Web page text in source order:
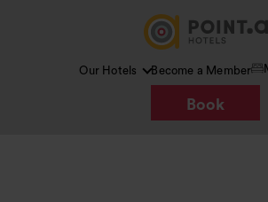
Our Hotels Become a Member
Book